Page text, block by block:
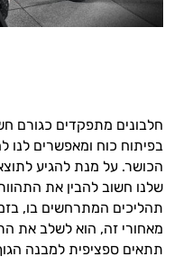
חלבונים מתפקדים כגורם
בפיתוח כוח ומאפשרים לנו
הכושר. על מנת להגיע
שלנו חשוב להבין את
תהליכים המתרחשים בו,
מאחורי זה, הוא לשלב את
תתאים ספציפית למבנה